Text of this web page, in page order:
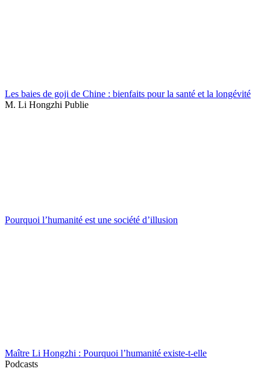
Les baies de goji de Chine : bienfaits pour la santé et la longévité
M. Li Hongzhi Publie
Pourquoi l’humanité est une société d’illusion
Maître Li Hongzhi : Pourquoi l’humanité existe-t-elle
Podcasts